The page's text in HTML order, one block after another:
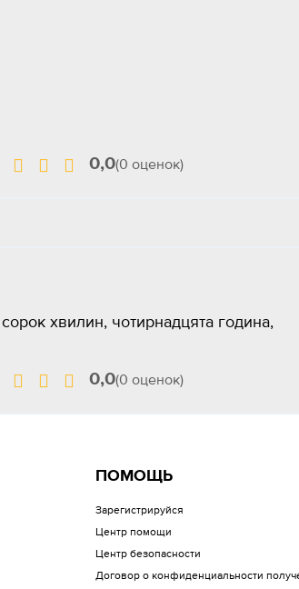
0,0(0 оценок)
хвилин, чотирнадцята година,
0,0(0 оценок)
ПОМОЩЬ
Зарегистрируйся
Центр помощи
Центр безопасности
Договор о конфиденциальности